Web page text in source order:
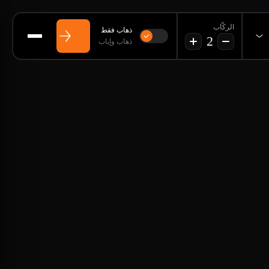
الركّاب
2
ذهاب فقط
ذهاب وإياب